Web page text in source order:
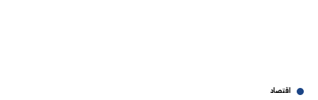
اقتصاد